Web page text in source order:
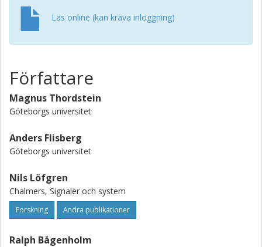
Läs online (kan kräva inloggning)
Författare
Magnus Thordstein
Göteborgs universitet
Anders Flisberg
Göteborgs universitet
Nils Löfgren
Chalmers, Signaler och system
Forskning Andra publikationer
Ralph Bågenholm